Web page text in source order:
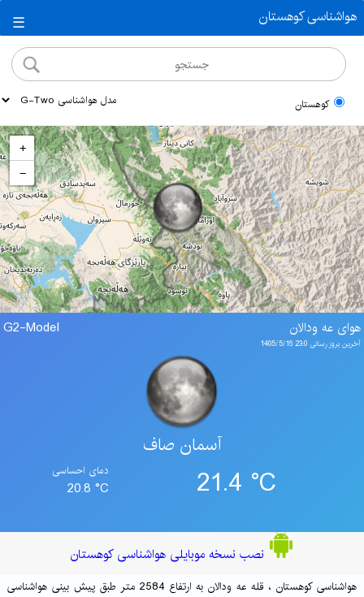
هواشناسی کوهستان ☰
کوهستان
+
−
هوای عه ودالان G2-Model
آخرین بروز رسانی 23:0 1405/5/16
آسمان صاف
21.4 °C دمای احساسی
20.8 °C
نصب نسخه موبایلی هواشناسی کوهستان
هواشناسی کوهستان ، قله عه ودالان به ارتفاع 2584 متر طبق پیش بینی هواشناسی